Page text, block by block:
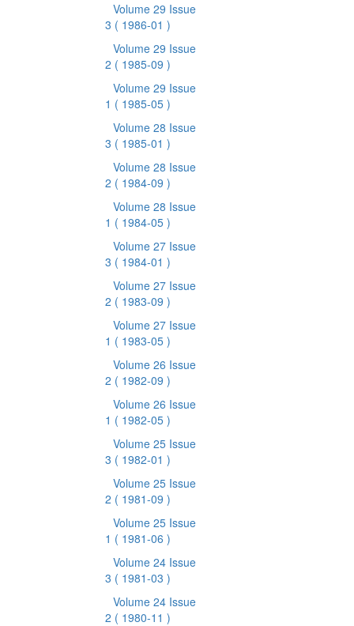
Volume 29 Issue
3 ( 1986-01 )
Volume 29 Issue
2 ( 1985-09 )
Volume 29 Issue
1 ( 1985-05 )
Volume 28 Issue
3 ( 1985-01 )
Volume 28 Issue
2 ( 1984-09 )
Volume 28 Issue
1 ( 1984-05 )
Volume 27 Issue
3 ( 1984-01 )
Volume 27 Issue
2 ( 1983-09 )
Volume 27 Issue
1 ( 1983-05 )
Volume 26 Issue
2 ( 1982-09 )
Volume 26 Issue
1 ( 1982-05 )
Volume 25 Issue
3 ( 1982-01 )
Volume 25 Issue
2 ( 1981-09 )
Volume 25 Issue
1 ( 1981-06 )
Volume 24 Issue
3 ( 1981-03 )
Volume 24 Issue
2 ( 1980-11 )